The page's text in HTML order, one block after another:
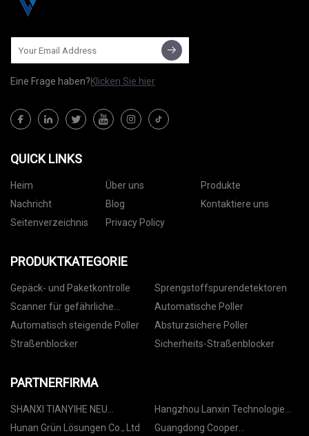
Eine Frage haben?Klicken Sie hier
QUICK LINKS
Heim Über uns
Produkte
Nachricht
Blog
Kontaktiere uns
Seitenverzeichnis
Privacy Policy
PRODUKTKATEGORIE
Gepäck- und Paketkontrolle
Sprengstoffspurendetektoren
Scanner für gefährliche
Flüssigkeiten
Automatische Poller
Automatisch steigende Poller
Absturzsichere Poller
Straßenblocker
Sicherheits-Straßenblocker
PARTNERFIRMA
SHANXI TIANYIHE NEU
MATERIAL CO., LTD
Hangzhou Lanxin Technologie
Co., GmbH
Hunan Grün Lösungen Co., Ltd Guangdong Cooper